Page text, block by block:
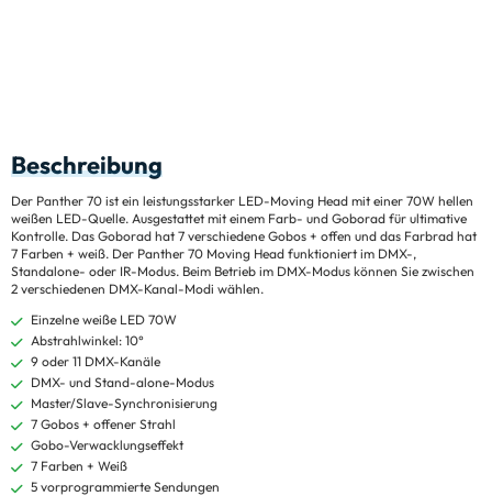
Beschreibung
Der Panther 70 ist ein leistungsstarker LED-Moving Head mit einer 70W hellen
weißen LED-Quelle. Ausgestattet mit einem Farb- und Goborad für ultimative
Kontrolle. Das Goborad hat 7 verschiedene Gobos + offen und das Farbrad hat
7 Farben + weiß. Der Panther 70 Moving Head funktioniert im DMX-,
Standalone- oder IR-Modus. Beim Betrieb im DMX-Modus können Sie zwischen
2 verschiedenen DMX-Kanal-Modi wählen.
Einzelne weiße LED 70W
Abstrahlwinkel: 10°
9 oder 11 DMX-Kanäle
DMX- und Stand-alone-Modus
Master/Slave-Synchronisierung
7 Gobos + offener Strahl
Gobo-Verwacklungseffekt
7 Farben + Weiß
5 vorprogrammierte Sendungen